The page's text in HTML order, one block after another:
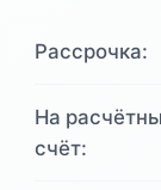
Рассрочка:
На
счёт: